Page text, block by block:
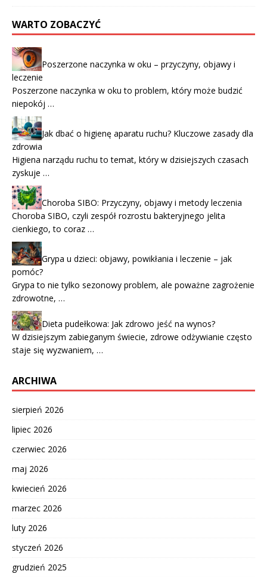
WARTO ZOBACZYĆ
Poszerzone naczynka w oku – przyczyny, objawy i
leczenie
Poszerzone naczynka w oku to problem, który może budzić
niepokój …
Jak dbać o higienę aparatu ruchu? Kluczowe zasady dla
zdrowia
Higiena narządu ruchu to temat, który w dzisiejszych czasach
zyskuje …
Choroba SIBO: Przyczyny, objawy i metody leczenia
Choroba SIBO, czyli zespół rozrostu bakteryjnego jelita
cienkiego, to coraz …
Grypa u dzieci: objawy, powikłania i leczenie – jak
pomóc?
Grypa to nie tylko sezonowy problem, ale poważne zagrożenie
zdrowotne, …
Dieta pudełkowa: Jak zdrowo jeść na wynos?
W dzisiejszym zabieganym świecie, zdrowe odżywianie często
staje się wyzwaniem, …
ARCHIWA
sierpień 2026
lipiec 2026
czerwiec 2026
maj 2026
kwiecień 2026
marzec 2026
luty 2026
styczeń 2026
grudzień 2025